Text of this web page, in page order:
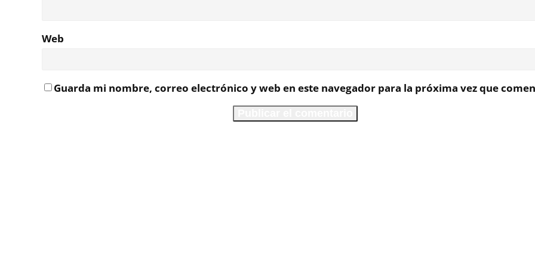
Web
Guarda mi nombre, correo electrónico y web en este navegador para la próxima vez que